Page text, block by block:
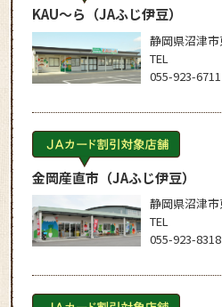
KAU～ら （JAふじ伊豆）
静岡県沼津
TEL
055-923-6711
金岡産直市 （JAふじ伊豆）
静岡県沼津
TEL
055-923-8318